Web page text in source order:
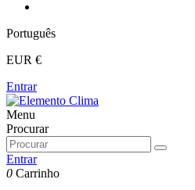
Português
EUR €
Entrar
Menu
Procurar
Entrar
0 Carrinho